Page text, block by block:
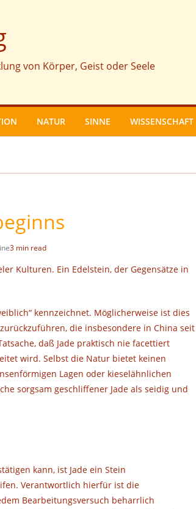
von Körper, Geist oder Seele
NATUR SINNE WISSENSCHAFT
3 min read
Kulturen. Ein Edelstein, der Gegensätze in
kennzeichnet. Möglicherweise ist dies
die insbesondere in China seit
daß Jade praktisch nie facettiert
wird. Selbst die Natur bietet keinen
Lagen oder kieselähnlichen
sorgsam geschliffener Jade als seidig und
kann, ist Jade ein Stein
Verantwortlich hierfür ist die
Bearbeitungsversuch beharrlich